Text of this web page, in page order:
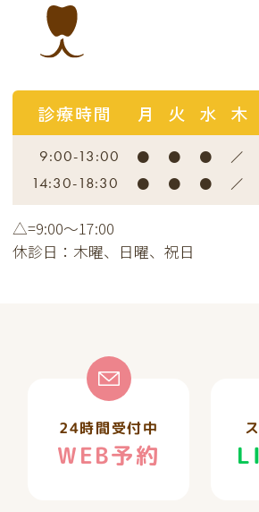
診療時間 月 火 水 木
9:00-13:00 ● ● ● ／
14:30-18:30 ● ● ● ／
△=9:00～17:00
休診日：木曜、日曜、祝日
24時間受付中
WEB予約